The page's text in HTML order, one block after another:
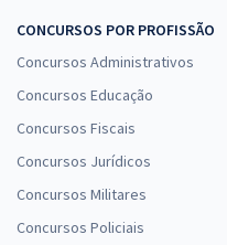
CONCURSOS POR PROFISSÃO
Concursos Administrativos
Concursos Educação
Concursos Fiscais
Concursos Jurídicos
Concursos Militares
Concursos Policiais